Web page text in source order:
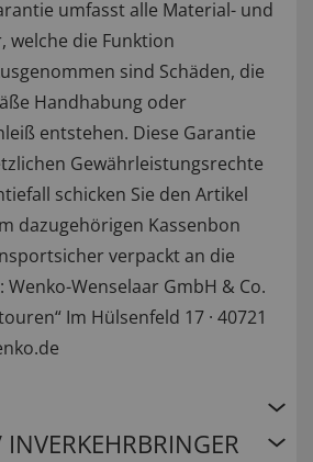
umfasst alle Material- und
welche die Funktion
sind Schäden, die
Handhabung oder
entstehen. Diese Garantie
Gewährleistungsrechte
schicken Sie den Artikel
dazugehörigen Kassenbon
verpackt an die
Wenselaar GmbH & Co.
Im Hülsenfeld 17 · 40721
INVERKEHRBRINGER